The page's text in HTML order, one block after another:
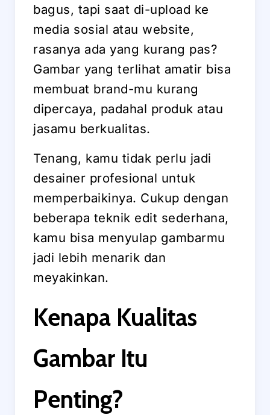
bagus, tapi saat di-upload ke
media sosial atau website,
rasanya ada yang kurang pas?
Gambar yang terlihat amatir bisa
membuat brand-mu kurang
dipercaya, padahal produk atau
jasamu berkualitas.
Tenang, kamu tidak perlu jadi
desainer profesional untuk
memperbaikinya. Cukup dengan
beberapa teknik edit sederhana,
kamu bisa menyulap gambarmu
jadi lebih menarik dan
meyakinkan.
Kenapa Kualitas
Gambar Itu
Penting?